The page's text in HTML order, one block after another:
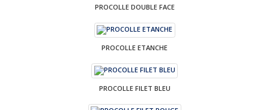
PROCOLLE DOUBLE FACE
PROCOLLE ETANCHE
PROCOLLE FILET BLEU